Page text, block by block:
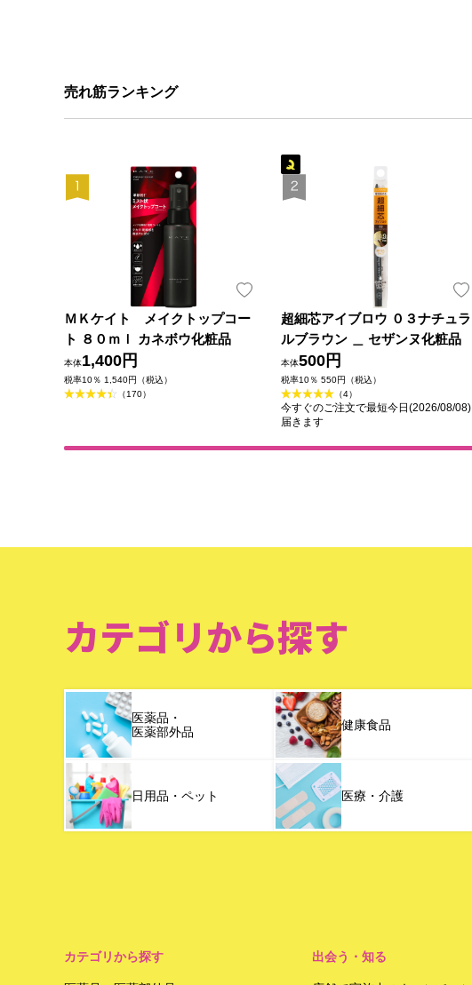
売れ筋ランキング
ＭＫケイト メイクトップコー
ト ８０ｍｌ カネボウ化粧品
本体1,400円
税率10％ 1,540円（税込）
（170）
超細芯アイブロウ ０３ナチュラ
ルブラウン ＿ セザンヌ化粧品
本体500円
税率10％ 550円（税込）
（4）
今すぐのご注文で最短今日(2026/08/08)
届きます
カテゴリから探す
医薬品・
医薬部外品
健康食品
日用品・ペット 医療・介護
カテゴリから探す 出会う・知る